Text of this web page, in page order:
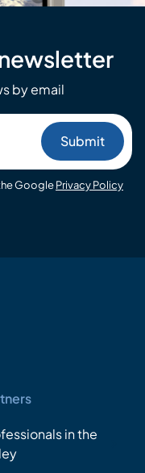
by email
GooglePrivacy Policy
in the